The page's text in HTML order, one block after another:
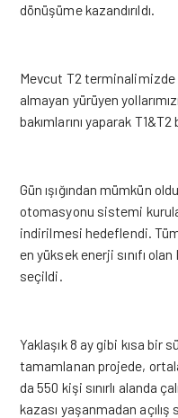
dönüşüme kazandırıldı.
Mevcut T2 terminalimizde
almayan yürüyen
bakımlarını yaparak
Gün ışığından mümkün
otomasyonu sistemi
indirilmesi hedeflendi.
en yüksek enerji sınıfı
seçildi.
Yaklaşık 8 ay gibi kısa bir
tamamlanan projede,
da 550 kişi sınırlı alanda
kazası yaşanmadan açılış